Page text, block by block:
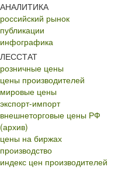
АНАЛИТИКА
российский рынок
публикации
инфографика
ЛЕССТАТ
розничные цены
цены производителей
мировые цены
экспорт-импорт
внешнеторговые цены РФ
(архив)
цены на биржах
производство
индекс цен производителей